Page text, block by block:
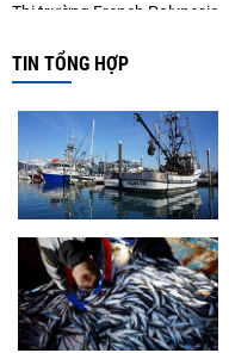
Thị trường French Polynesia
Thị trường Trung Quốc
Thị trường New Zealand
Thị trường Đài Loan
Thị trường Mỹ
Thị trường EU
TIN TỔNG HỢP